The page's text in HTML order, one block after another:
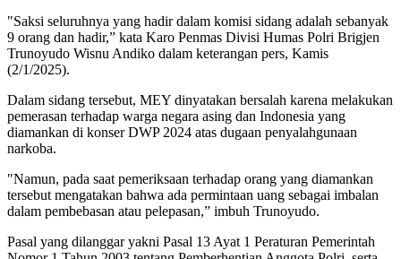
"Saksi seluruhnya yang hadir dalam komisi sidang adalah sebanyak
9 orang dan hadir,” kata Karo Penmas Divisi Humas Polri Brigjen
Trunoyudo Wisnu Andiko dalam keterangan pers, Kamis
(2/1/2025).
Dalam sidang tersebut, MEY dinyatakan bersalah karena melakukan
pemerasan terhadap warga negara asing dan Indonesia yang
diamankan di konser DWP 2024 atas dugaan penyalahgunaan
narkoba.
"Namun, pada saat pemeriksaan terhadap orang yang diamankan
tersebut mengatakan bahwa ada permintaan uang sebagai imbalan
dalam pembebasan atau pelepasan,” imbuh Trunoyudo.
Pasal yang dilanggar yakni Pasal 13 Ayat 1 Peraturan Pemerintah